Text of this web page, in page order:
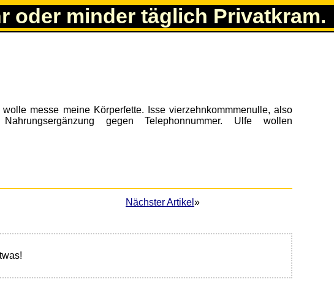
oder minder täglich Privatkram.
messe meine Körperfette. Isse vierzehnkommmenulle, also
gegen Telephonnummer. Ulfe wollen
Nächster Artikel »